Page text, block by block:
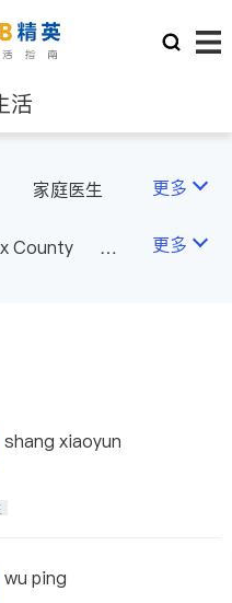
活
租售
组织
家庭医生
儿科
内分泌科
更多
County
更多
shang xiaoyun
wu ping